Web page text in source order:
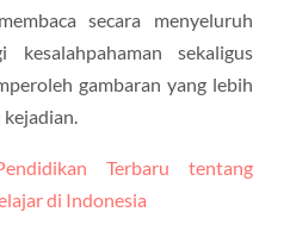
secara menyeluruh
kesalahpahaman sekaligus
gambaran yang lebih
Terbaru tentang
di Indonesia